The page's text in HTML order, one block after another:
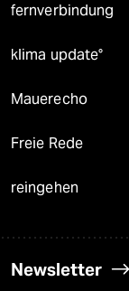
fernverbindung
klima update°
Mauerecho
Freie Rede
reingehen
Newsletter